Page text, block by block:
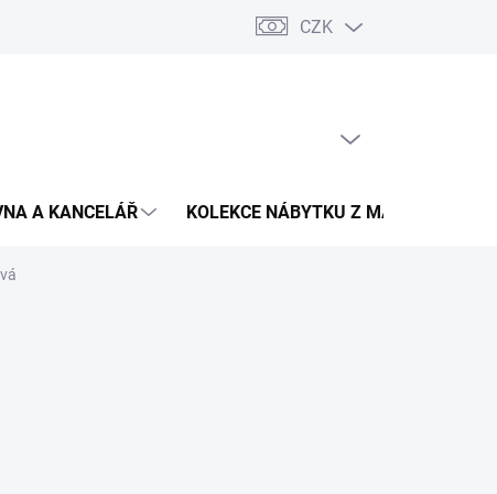
Podmínky ochrany osobních údajů Pojištění zásilky
CZK
A KANCELÁŘ KOLEKCE NÁBYTKU Z MASIVU